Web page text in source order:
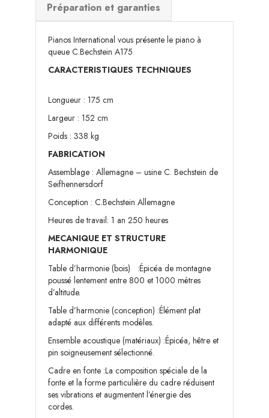
Préparation et garanties
Pianos International vous présente le piano à
queue C.Bechstein A175
CARACTERISTIQUES TECHNIQUES
Longueur : 175 cm
Largeur : 152 cm
Poids : 338 kg
FABRICATION
Assemblage : Allemagne – usine C. Bechstein de
Seifhennersdorf
Conception : C.Bechstein Allemagne
Heures de travail: 1 an 250 heures
MECANIQUE ET STRUCTURE
HARMONIQUE
Table d’harmonie (bois) :Épicéa de montagne
poussé lentement entre 800 et 1000 mètres
d’altitude.
Table d’harmonie (conception) :Élément plat
adapté aux différents modèles.
Ensemble acoustique (matériaux) :Épicéa, hêtre et
pin soigneusement sélectionné.
Cadre en fonte :La composition spéciale de la
fonte et la forme particulière du cadre réduisent
ses vibrations et augmentent l’énergie des
cordes.